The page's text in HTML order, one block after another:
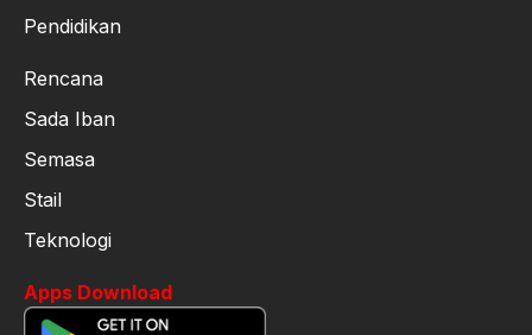
Pendidikan
Rencana
Sada Iban
Semasa
Stail
Teknologi
Apps Download